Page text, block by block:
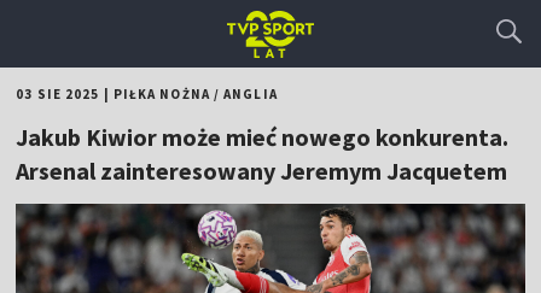
03 SIE 2025 PIŁKA NOŻNA/ANGLIA
Jakub Kiwior może mieć nowego konkurenta.
Arsenal zainteresowany Jeremym Jacquetem